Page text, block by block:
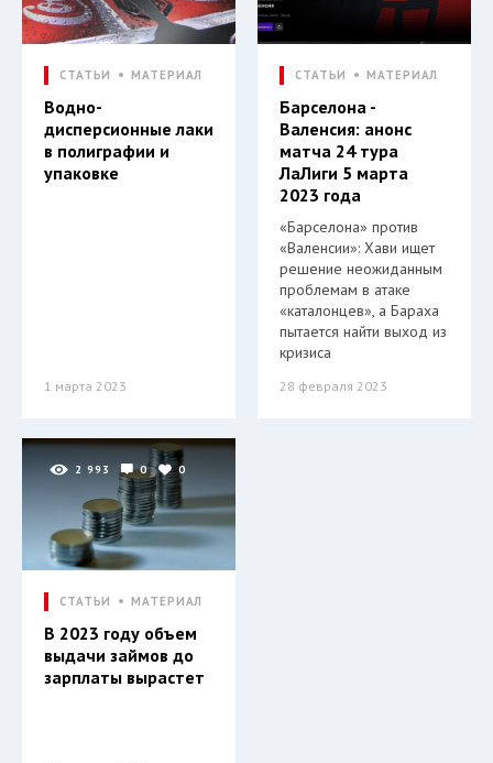
СТАТЬИ МАТЕРИАЛ
Водно-
дисперсионные лаки
в полиграфии и
упаковке
1 марта 2023
СТАТЬИ МАТЕРИАЛ
Барселона -
Валенсия: анонс
матча 24 тура
ЛаЛиги 5 марта
2023 года
«Барселона» против
«Валенсии»: Хави ищет
решение неожиданным
проблемам в атаке
«каталонцев», а Бараха
пытается найти выход из
кризиса
28 февраля 2023
2 993 0 0
СТАТЬИ МАТЕРИАЛ
В 2023 году объем
выдачи займов до
зарплаты вырастет